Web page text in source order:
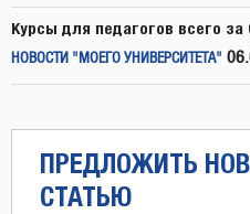
Курсы для педагогов всего за
НОВОСТИ "МОЕГО УНИВЕРСИТЕТА"
ПРЕДЛОЖИТЬ
СТАТЬЮ